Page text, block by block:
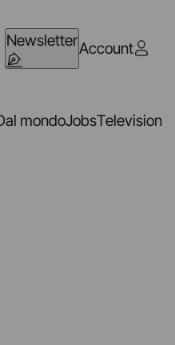
NewsletterAccount
mondoJobsTelevision